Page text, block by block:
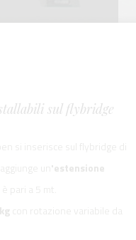
sul flybridge
si inserisce sul flybridge di
un 'estensione
pari a 5 mt.
con rotazione variabile da